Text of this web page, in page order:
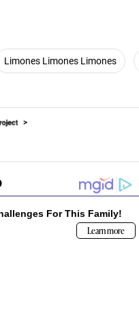
Limones Limones Limones